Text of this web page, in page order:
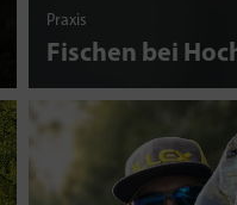
Praxis
Fischen bei